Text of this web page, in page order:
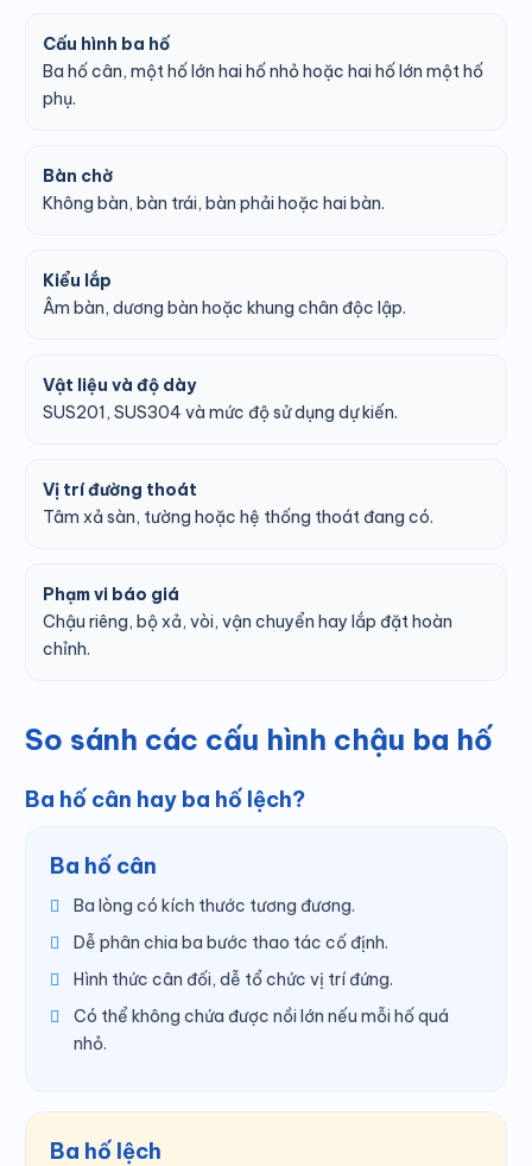
Cấu hình ba hố
Ba hố cân, một hố lớn hai hố nhỏ hoặc hai hố lớn một hố
phụ.
Bàn chờ
Không bàn, bàn trái, bàn phải hoặc hai bàn.
Kiểu lắp
Âm bàn, dương bàn hoặc khung chân độc lập.
Vật liệu và độ dày
SUS201, SUS304 và mức độ sử dụng dự kiến.
Vị trí đường thoát
Tâm xả sàn, tường hoặc hệ thống thoát đang có.
Phạm vi báo giá
Chậu riêng, bộ xả, vòi, vận chuyển hay lắp đặt hoàn
chỉnh.
So sánh các cấu hình chậu ba hố
Ba hố cân hay ba hố lệch?
Ba hố cân
Ba lòng có kích thước tương đương.
Dễ phân chia ba bước thao tác cố định.
Hình thức cân đối, dễ tổ chức vị trí đứng.
Có thể không chứa được nồi lớn nếu mỗi hố quá
nhỏ.
Ba hố lệch